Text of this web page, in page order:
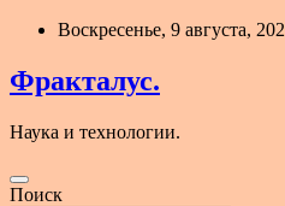
Перейти
содержимому
Воскресенье, 9 августа,
Фракталус.
Наука и технологии.
Поиск